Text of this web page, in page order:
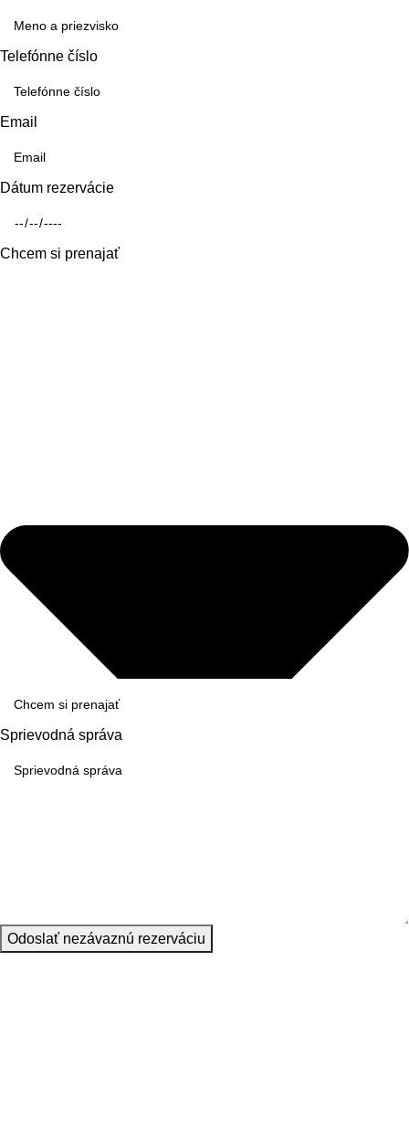
Telefónne číslo
Email
Dátum rezervácie
Chcem si prenajať
Sprievodná správa
Odoslať nezávaznú rezerváciu